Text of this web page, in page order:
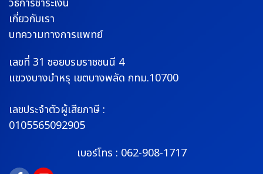
วิธีการชำระเงิน
เกี่ยวกับเรา
บทความทางการแพทย์
เลขที่ 31 ซอยบรมราชชนนี 4
แขวงบางบำหรุ เขตบางพลัด กทม.10700
เลขประจำตัวผู้เสียภาษี :
0105565092905
เบอร์โทร : 062-908-1717